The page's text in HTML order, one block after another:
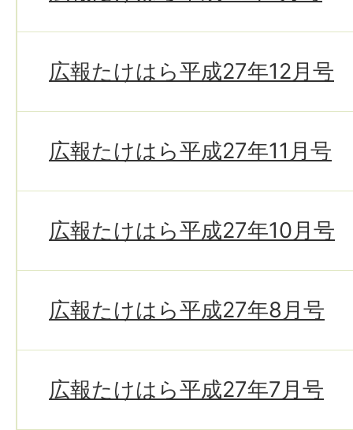
広報たけはら平成27年12月号
広報たけはら平成27年11月号
広報たけはら平成27年10月号
広報たけはら平成27年8月号
広報たけはら平成27年7月号